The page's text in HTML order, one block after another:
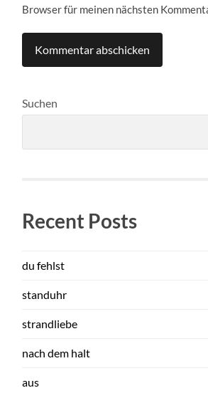
Browser für meinen nächsten
Suchen
Recent Posts
du fehlst
standuhr
strandliebe
nach dem halt
aus